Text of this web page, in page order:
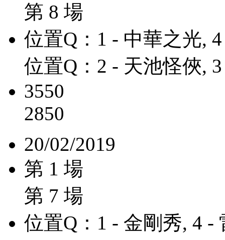
第 8 場
位置Q：1 - 中華之光,
位置Q：2 - 天池怪俠,
3550
2850
20/02/2019
第 1 場
第 7 場
位置Q：1 - 金剛秀, 4 -